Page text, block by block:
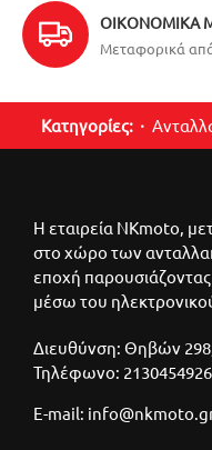
ΟΙΚΟΝΟΜΙΚΆ
Μεταφορικά
Κατηγορίες:
Η εταιρεία NKmoto,
στο χώρο των
εποχή
μέσω του
Διευθύνση: Θηβών
Τηλέφωνο:
E-mail: